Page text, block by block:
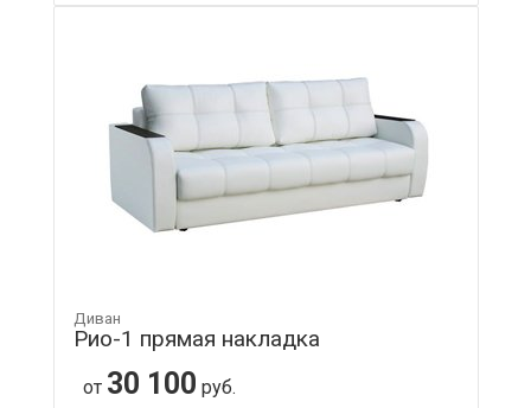
Диван
Рио-1 прямая накладка
от 30 100 руб.